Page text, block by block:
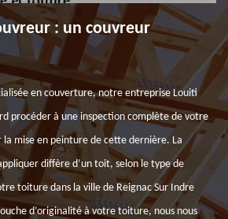
: un couvreur
en couverture, notre entreprise Louiti
procéder à une inspection complète de votre
mise en peinture de cette dernière. La
diffère d’un toit, selon le type de
toiture dans la ville de Reignac Sur Indre
d’originalité à votre toiture, nous nous